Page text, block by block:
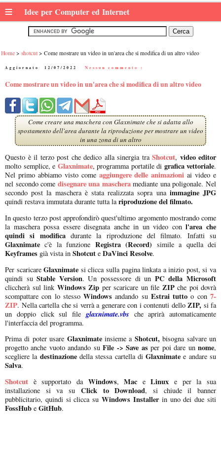
≡ Idee per Computer ed Internet
Home shotcut Come mostrare un video in un'area che si modifica di un altro video
Aggiornato: 12/07/2022 Nessun commento :
Come mostrare un video in un'area che si modifica di un altro video
Come creare una maschera con Glaxnimate che si adatta allo
spostamento dell'area durante la riproduzione per mostrare un video
in una zona di un altro
Questo è il terzo post che dedico alla sinergia tra Shotcut, video editor
molto semplice, e Glaxnimate, programma portatile di grafica vettoriale.
Nel primo abbiamo visto come aggiungere delle animazioni ai video e
nel secondo come disegnare una mascheramediante una poligonale. Nel
secondo post la maschera è stata realizzata sopra unaimmagine JPG
quindi restava immutata durante tutta lariproduzione del filmato.
In questo terzo post approfondirò quest'ultimo argomento mostrando come
la maschera possa essere disegnata anche in un video conl'area che
quindi si modificadurante la riproduzione del filmato. Infatti su
Glaxnimate c'è la funzione Registra (Record) simile a quella dei
Keyframes già vista in Shotcut e DaVinci Resolve.
Per scaricareGlaxnimate si clicca sulla pagina linkata a inizio post, si va
quindi suStable Version. Un possessore di un PC della Microsoft
cliccherà sul link Windows Zip per scaricare un file ZIPche poi dovrà
scompattare con lo stessoWindowsandando suEstrai tutto o con 7-
ZIP. Nella cartella che si verrà a generare con i contenuti dello ZIP, si fa
un doppio click sul file glaxnimate.vbs che aprirà automaticamente
l'interfaccia del programma.
Prima di poter usare Glaxnimateinsieme aShotcut,bisogna salvare un
progetto anche vuoto andando suFile -> Save asper poi dare unnome,
scegliere ladestinazionedella stessa cartella diGlaxnimate e andare su
Salva.
Shotcut è supportato da Windows, Mac eLinux e per la sua
installazione si va su Click to Download, si chiude il banner
pubblicitario, quindi si clicca suWindows Installerin uno dei due siti
FossHub e GitHub.